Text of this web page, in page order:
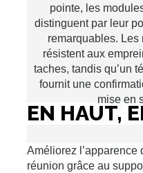
pointe, les
distinguent par leur
remarquables.
résistent aux
taches, tandis qu’un
fournit une
mise en
EN HAUT,
Améliorez l’apparence
réunion grâce au